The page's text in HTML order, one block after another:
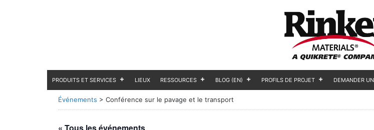
PRODUITS ET SERVICES LIEUX RESSOURCES BLOG (EN) PROFILS DE PROJET DEMANDER
Événements > Conférence sur le pavage et le transport